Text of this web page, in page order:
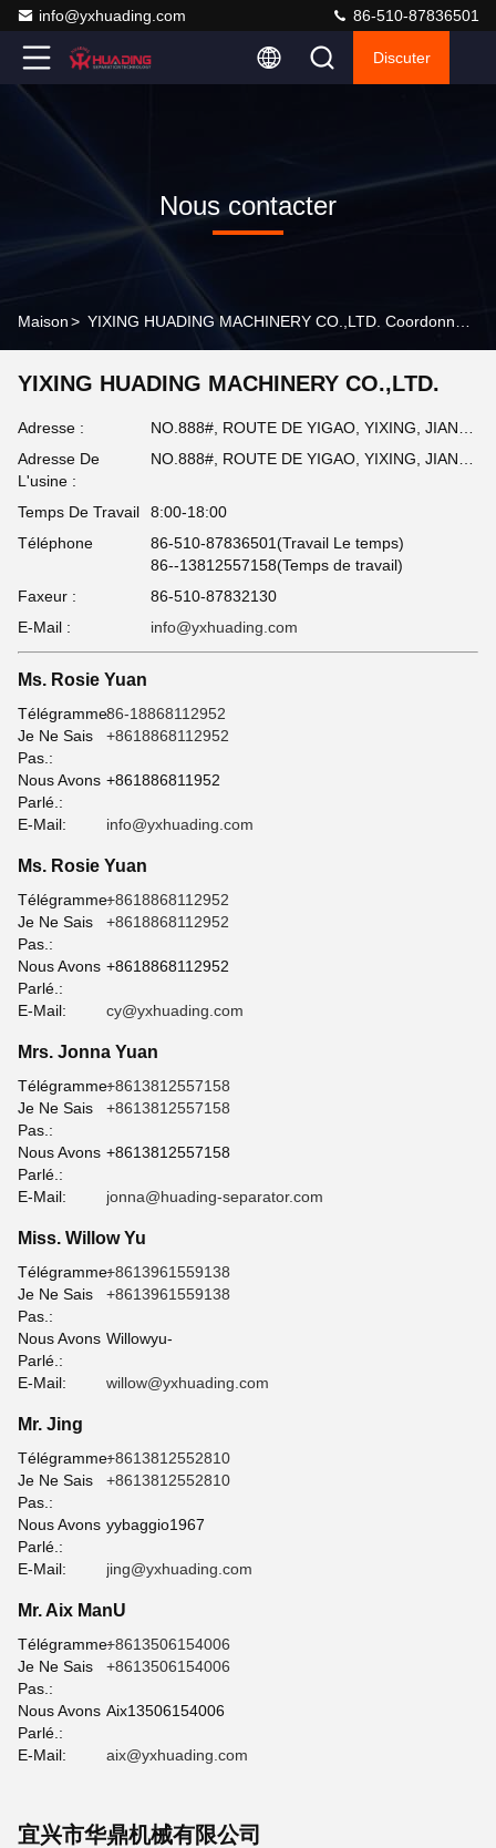
info@yxhuading.com 86-510-87836501
Discuter
Nous contacter
Maison>
YIXING HUADING MACHINERY CO.,LTD.
Adresse :
Adresse De
L'usine :
Temps De Travail
8:00-18:00
Téléphone
86-510-87836501(Travail Le temps)
86--13812557158(Temps de travail)
Faxeur :
86-510-87832130
E-Mail :
info@yxhuading.com
Ms. Rosie Yuan
Télégramme:86-18868112952
Je Ne Sais
Pas.:
+8618868112952
Nous Avons
Parlé.:
+861886811952
E-Mail: info@yxhuading.com
Ms. Rosie Yuan
Télégramme:+8618868112952
Je Ne Sais
Pas.:
+8618868112952
Nous Avons
Parlé.:
+8618868112952
E-Mail: cy@yxhuading.com
Mrs. Jonna Yuan
Télégramme:+8613812557158
Je Ne Sais
Pas.:
+8613812557158
Nous Avons
Parlé.:
+8613812557158
E-Mail: jonna@huading-separator.com
Miss. Willow Yu
Télégramme:+8613961559138
Je Ne Sais
Pas.:
+8613961559138
Nous Avons
Parlé.:
Willowyu-
E-Mail: willow@yxhuading.com
Mr. Jing
Télégramme:+8613812552810
Je Ne Sais
Pas.:
+8613812552810
Nous Avons
Parlé.:
yybaggio1967
E-Mail: jing@yxhuading.com
Mr. Aix ManU
Télégramme:+8613506154006
Je Ne Sais
Pas.:
+8613506154006
Nous Avons
Parlé.:
Aix13506154006
E-Mail: aix@yxhuading.com
宜兴市华鼎机械有限公司